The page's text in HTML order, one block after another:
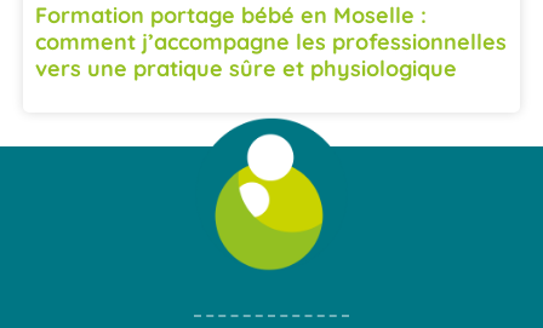
Formation portage bébé en Moselle :
comment j’accompagne les professionnelles
vers une pratique sûre et physiologique